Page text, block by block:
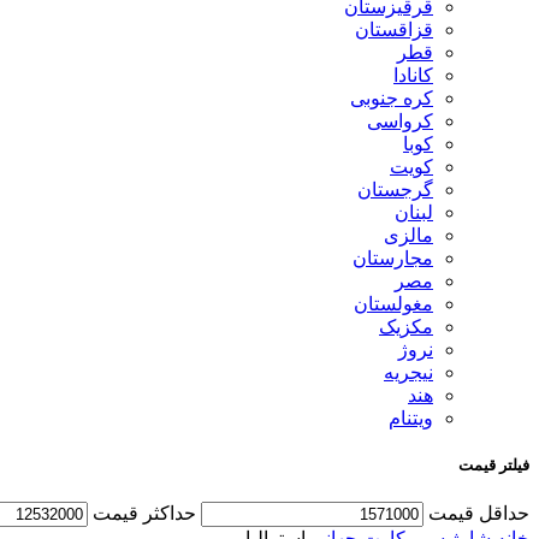
قرقیزستان
قزاقستان
قطر
کانادا
کره جنوبی
کرواسی
کوبا
کویت
گرجستان
لبنان
مالزی
مجارستان
مصر
مغولستان
مکزیک
نروژ
نیجریه
هند
ویتنام
فیلتر قیمت
حداقل قیمت
حداكثر قيمت